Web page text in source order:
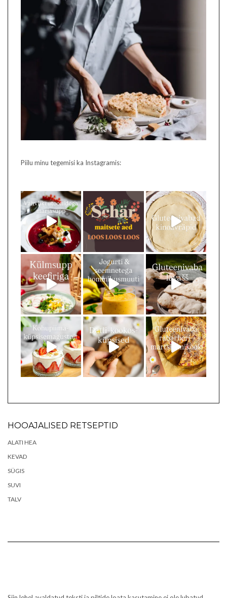
Piilu minu tegemisi ka Instagramis:
HOOAJALISED RETSEPTID
ALATI HEA
KEVAD
SÜGIS
SUVI
TALV